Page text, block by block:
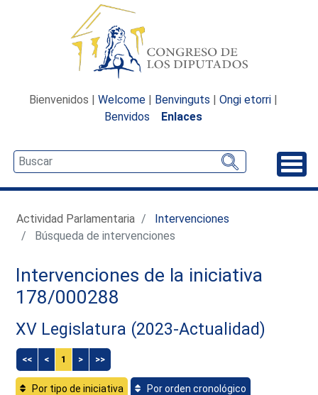
Bienvenidos | Welcome | Benvinguts | Ongi etorri |
Benvidos
Enlaces
Actividad Parlamentaria
Intervenciones
Búsqueda de intervenciones
Intervenciones de la iniciativa
178/000288
XV Legislatura (2023-Actualidad)
<< < 1 > >>
Por tipo de iniciativa Por orden cronológico